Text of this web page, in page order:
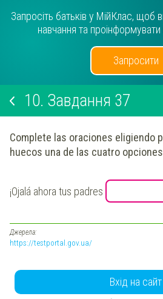
Запросіть батьків у МійКлас, щоб
навчання та проінформувати
Запросити
10. Завдання 37
Complete las oraciones eligiendo
huecos una de las cuatro
¡Ojalá ahora tus padres
Джерела:
https://testportal.gov.ua/
Вхід на сайт